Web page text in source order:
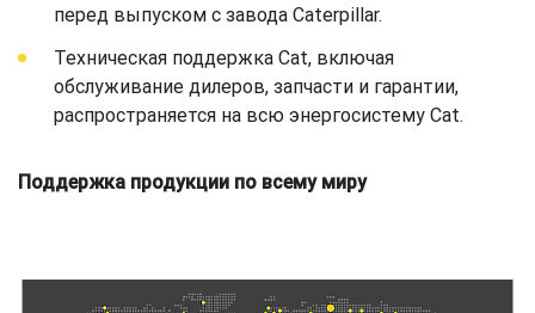
перед выпуском с завода Caterpillar.
Техническая поддержка Cat, включая
обслуживание дилеров, запчасти и гарантии,
распространяется на всю энергосистему Cat.
Поддержка продукции по всему миру